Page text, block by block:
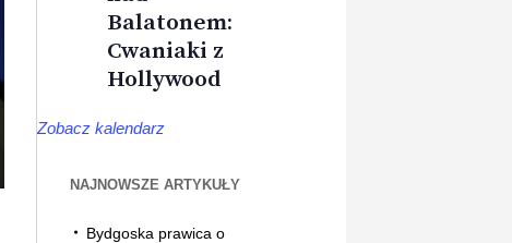
Balatonem:
Cwaniaki z
Hollywood
Zobacz kalendarz
NAJNOWSZE ARTYKUŁY
Bydgoska prawica o